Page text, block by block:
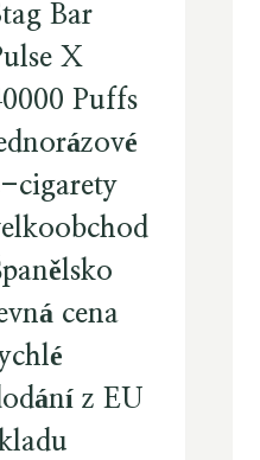
Bar
X
Puffs
cigarety
cena
z EU